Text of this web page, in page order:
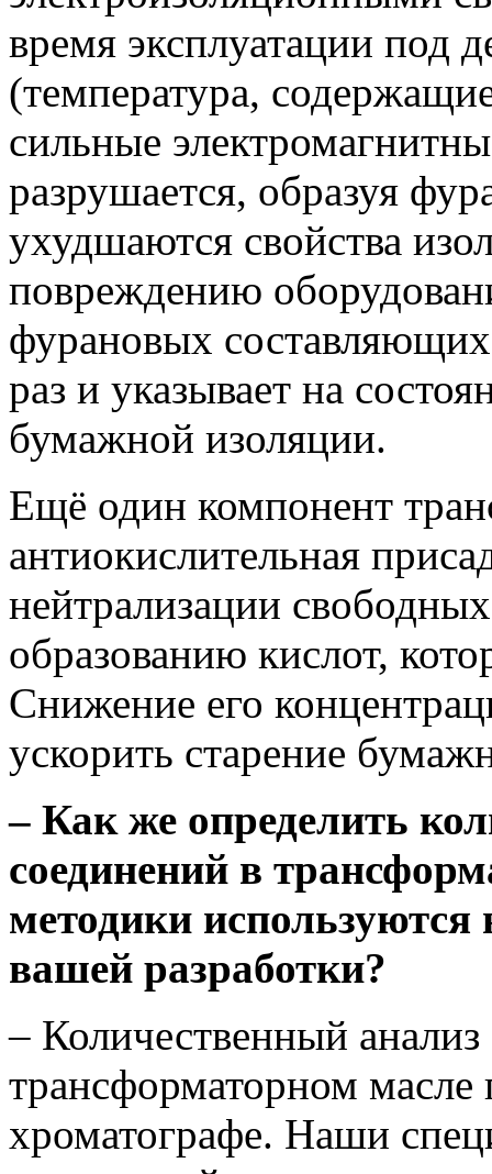
время эксплуатации под
(температура,
сильные
разрушается, образуя
ухудшаются свойства
повреждению
фурановых
раз и указывает на
бумажной изоляции.
Ещё один компонент
антиокислительная
нейтрализации
образованию кислот,
Снижение его
ускорить старение
– Как же определить
соединений в
методики
вашей разработки?
– Количественный
трансформаторном масле
хроматографе. Наши